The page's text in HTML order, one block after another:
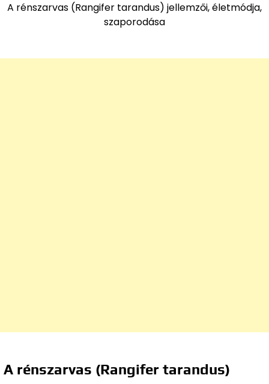
A rénszarvas (Rangifer tarandus) jellemzői, életmódja,
szaporodása
A rénszarvas (Rangifer tarandus)